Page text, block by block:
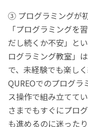
③ プログラミングが
「プログラミングを
だし続くか不安」と
ログラミング教室」
で、未経験でも楽し
QUREOでのプログ
ス操作で組み立てて
さまでもすぐにプロ
も進めるのに迷った